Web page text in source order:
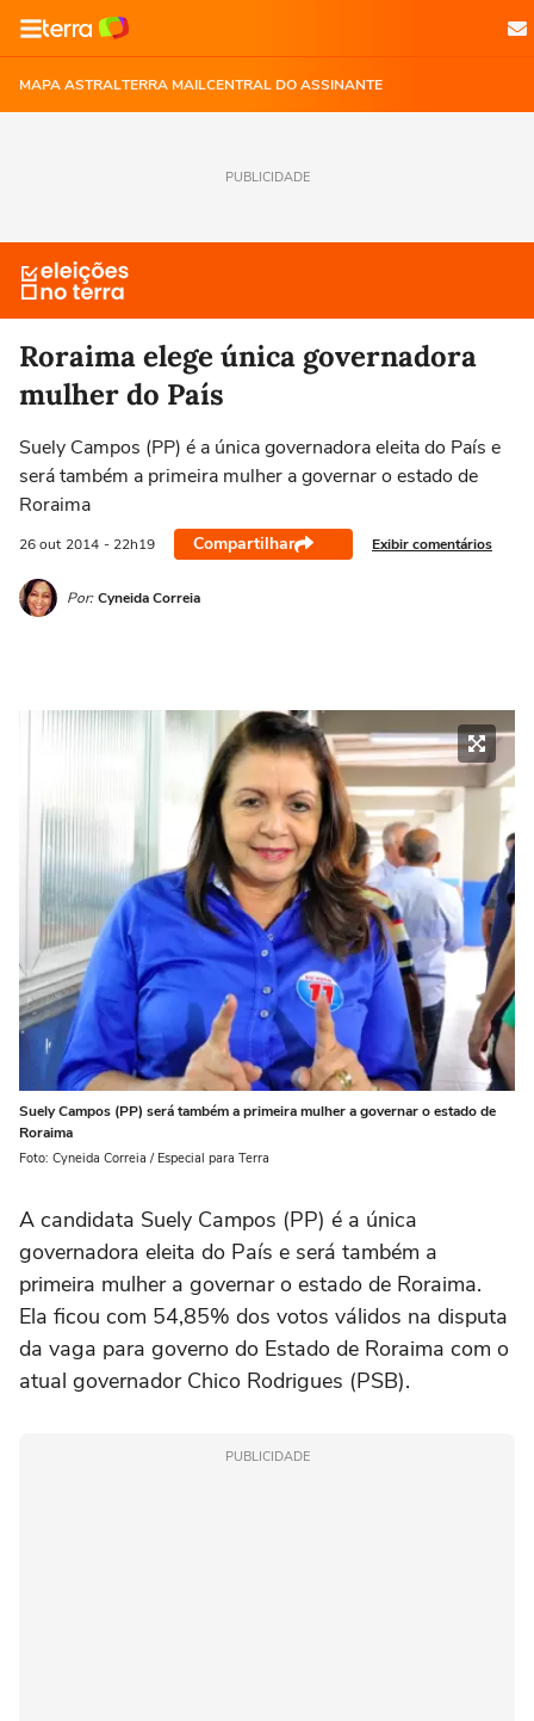
MAPA ASTRALTERRA MAILCENTRAL DO ASSINANTE
PUBLICIDADE
Roraima elege única governadora
mulher do País
Suely Campos (PP) é a única governadora eleita do País e
será também a primeira mulher a governar o estado de
Roraima
26 out 2014 - 22h19 Compartilhar Exibir comentários
Por: Cyneida Correia
Suely Campos (PP) será também a primeira mulher a governar o estado de
Roraima
Foto: Cyneida Correia / Especial para Terra
A candidata Suely Campos (PP) é a única
governadora eleita do País e será também a
primeira mulher a governar o estado de Roraima.
Ela ficou com 54,85% dos votos válidos na disputa
da vaga para governo do Estado de Roraima com o
atual governador Chico Rodrigues (PSB).
PUBLICIDADE